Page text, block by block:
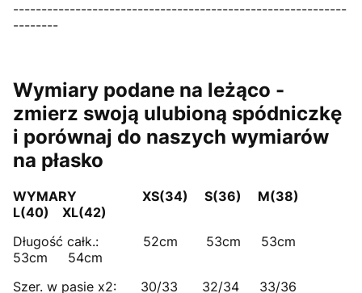
-----------------------------------------------------------
--------
Wymiary podane na leżąco -
zmierz swoją ulubioną spódniczkę
i porównaj do naszych wymiarów
na płasko
WYMARY
XS(34) S(36) M(38)
L(40) XL(42)
Długość całk.: 52cm 53cm 53cm
53cm 54cm
Szer. w pasie x2: 30/33 32/34 33/36